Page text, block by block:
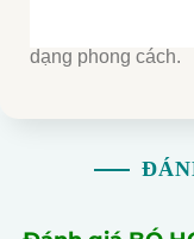
TP.HCM trong
dạng phong cách.
hoặc thiệp decor
- Dễ Bảo Quản:
- Ý Nghĩa và Tặng